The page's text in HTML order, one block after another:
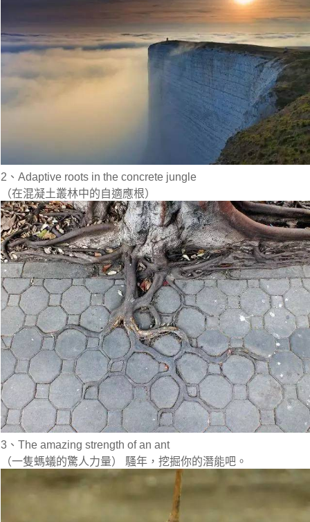
2、Adaptive roots in the concrete jungle
（在混凝土叢林中的自適應根）
3、The amazing strength of an ant
（一隻螞蟻的驚人力量） 騷年，挖掘你的潛能吧。